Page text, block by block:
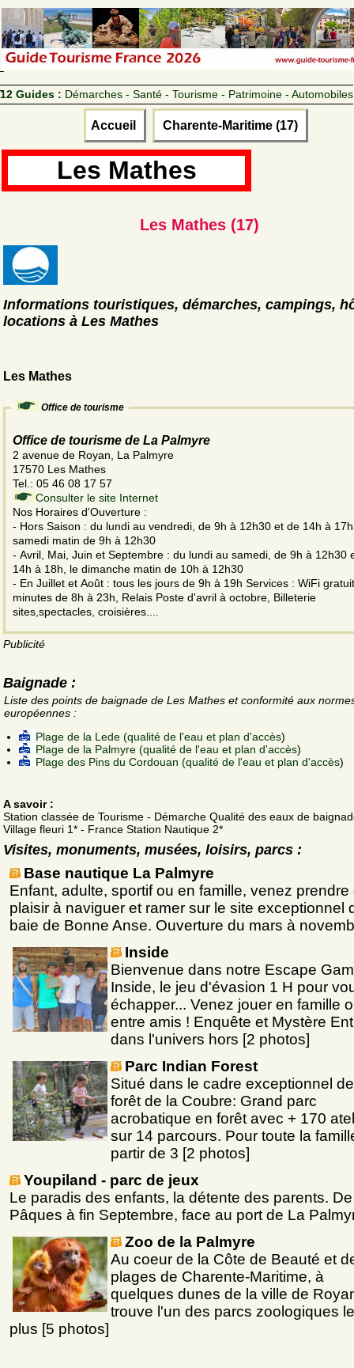
12 Guides : Démarches - Santé - Tourisme - Patrimoine - Automobiles
Accueil Charente-Maritime (17)
Les Mathes
Les Mathes (17)
Informations touristiques, démarches, campings,
locations à Les Mathes
Les Mathes
Office de tourisme
Office de tourisme de La Palmyre
2 avenue de Royan, La Palmyre
17570 Les Mathes
Tel.: 05 46 08 17 57
Consulter le site Internet
Nos Horaires d'Ouverture :
- Hors Saison : du lundi au vendredi, de 9h à 12h30 et de 14h à 17h30, le
samedi matin de 9h à 12h30
- Avril, Mai, Juin et Septembre : du lundi au samedi, de 9h à 12h30 et de
14h à 18h, le dimanche matin de 10h à 12h30
- En Juillet et Août : tous les jours de 9h à 19h Services : WiFi gratuit 30
minutes de 8h à 23h, Relais Poste d'avril à octobre, Billeterie
sites,spectacles, croisières....
Publicité
Baignade :
Liste des points de baignade de Les Mathes et conformité aux
européennes :
Plage de la Lede (qualité de l'eau et plan d'accès)
Plage de la Palmyre (qualité de l'eau et plan d'accès)
Plage des Pins du Cordouan (qualité de l'eau et plan d'accès)
A savoir :
Station classée de Tourisme - Démarche Qualité des eaux de
Village fleuri 1* - France Station Nautique 2*
Visites, monuments, musées, loisirs, parcs :
Base nautique La Palmyre
Enfant, adulte, sportif ou en famille, venez prendre
plaisir à naviguer et ramer sur le site exceptionnel
baie de Bonne Anse. Ouverture du mars à
Inside
Bienvenue dans notre Escape
Inside, le jeu d'évasion 1 H pour
échapper... Venez jouer en famille
entre amis ! Enquête et Mystère
dans l'univers hors [2 photos]
Parc Indian Forest
Situé dans le cadre exceptionnel
forêt de la Coubre: Grand parc
acrobatique en forêt avec + 170
sur 14 parcours. Pour toute la
partir de 3 [2 photos]
Youpiland - parc de jeux
Le paradis des enfants, la détente des parents. De
Pâques à fin Septembre, face au port de La
Zoo de la Palmyre
Au coeur de la Côte de Beauté et
plages de Charente-Maritime, à
quelques dunes de la ville de
trouve l'un des parcs zoologiques
plus [5 photos]